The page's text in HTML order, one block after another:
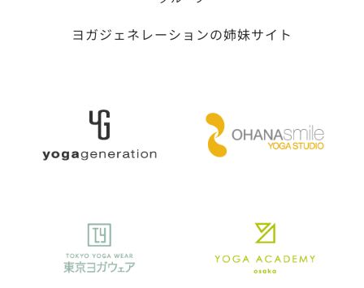
ヨガジェネレーションの姉妹サイト